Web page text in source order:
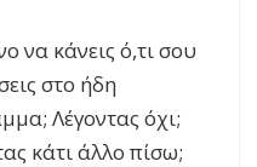
να κάνεις ό,τι σου
στο ήδη
Λέγοντας όχι;
κάτι άλλο πίσω;